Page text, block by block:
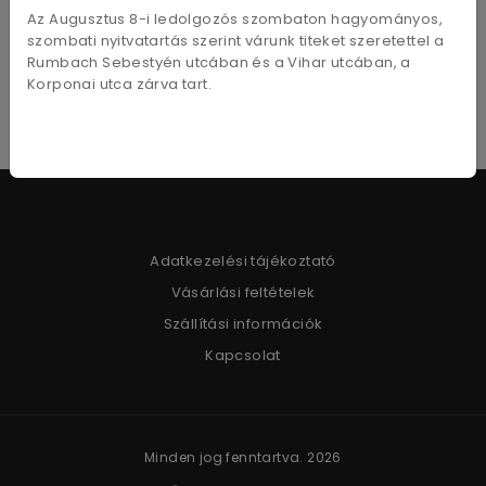
Az Augusztus 8-i ledolgozós szombaton hagyományos,
szombati nyitvatartás szerint várunk titeket szeretettel a
Rumbach Sebestyén utcában és a Vihar utcában, a
Korponai utca zárva tart.
1 860Ft
1 860Ft
Adatkezelési tájékoztató
Vásárlási feltételek
Szállítási információk
Kapcsolat
Minden jog fenntartva. 2026